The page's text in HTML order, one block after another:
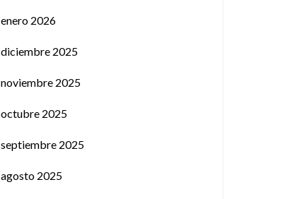
enero 2026
diciembre 2025
noviembre 2025
octubre 2025
septiembre 2025
agosto 2025